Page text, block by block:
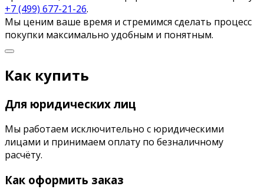
+7 (499) 677-21-26.
Мы ценим ваше время и стремимся сделать процесс
покупки максимально удобным и понятным.
Как купить
Для юридических лиц
Мы работаем исключительно с юридическими
лицами и принимаем оплату по безналичному
расчёту.
Как оформить заказ